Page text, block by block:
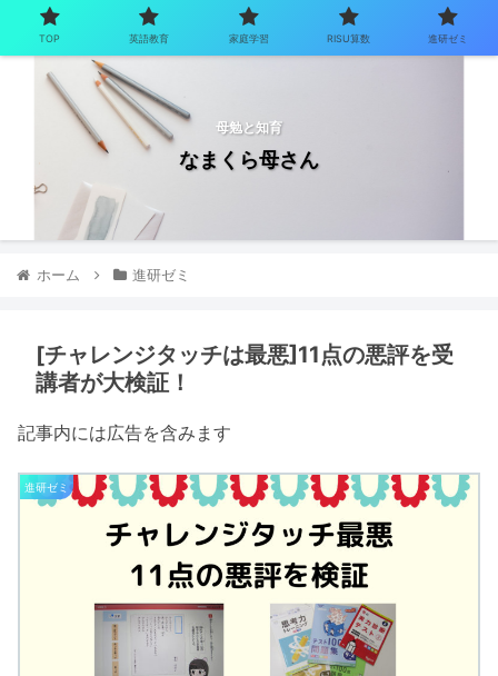
母勉と知育
なまくら母さん
ホーム 進研ゼミ
[チャレンジタッチは最悪]11点の悪評を受
講者が大検証！
記事内には広告を含みます
進研ゼミ
TOP 英語教育 家庭学習 RISU算数 進研ゼミ